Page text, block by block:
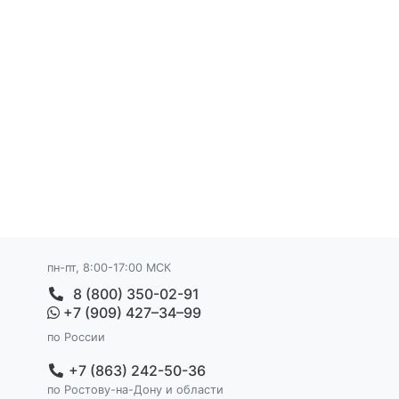
пн-пт, 8:00-17:00 МСК
8 (800) 350-02-91
+7 (909) 427–34–99
по России
+7 (863) 242-50-36
по Ростову-на-Дону и области